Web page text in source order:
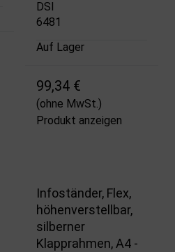
DSI
6481
Auf Lager
99,34 €
(ohne MwSt.)
Produkt anzeigen
Infoständer, Flex,
höhenverstellbar,
silberner
Klapprahmen, A4 -